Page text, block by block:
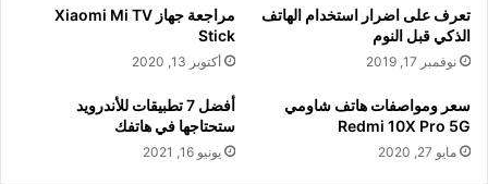
تعرف على اضرار استخدام الهاتف
الذكي قبل النوم
نوفمبر 17, 2019
مراجعة جهاز Xiaomi Mi TV
Stick
أكتوبر 13, 2020
سعر ومواصفات هاتف شاومي
Redmi 10X Pro 5G
مايو 27, 2020
أفضل 7 تطبيقات للأندرويد
ستحتاجها في هاتفك
يونيو 16, 2021